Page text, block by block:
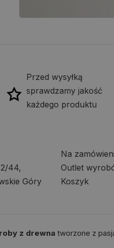
Przed wysyłką
sprawdzamy jakość
każdego produktu
44,
Góry
Na
Outlet
Koszyk
z drewna tworzone z